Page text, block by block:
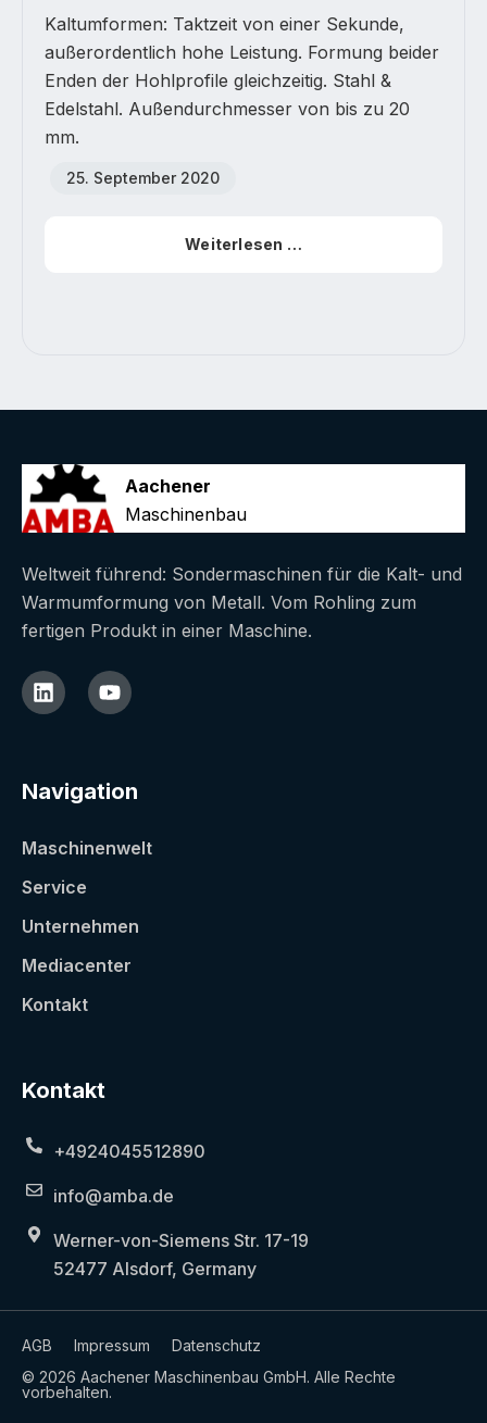
Kaltumformen: Taktzeit von einer Sekunde,
außerordentlich hohe Leistung. Formung beider
Enden der Hohlprofile gleichzeitig. Stahl &
Edelstahl. Außendurchmesser von bis zu 20
mm.
25. September 2020
Weiterlesen …
Aachener
Maschinenbau
Weltweit führend: Sondermaschinen für die Kalt- und
Warmumformung von Metall. Vom Rohling zum
fertigen Produkt in einer Maschine.
Navigation
Maschinenwelt
Service
Unternehmen
Mediacenter
Kontakt
Kontakt
+4924045512890
info@amba.de
Werner-von-Siemens Str. 17-19
52477 Alsdorf, Germany
© 2026 Aachener Maschinenbau GmbH. Alle Rechte
vorbehalten.
AGB Impressum Datenschutz